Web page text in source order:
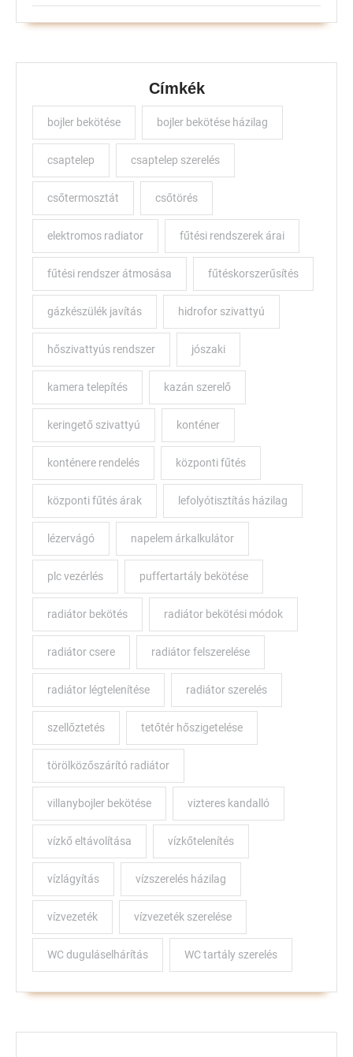
Címkék
bojler bekötése bojler bekötése házilag
csaptelep csaptelep szerelés
csőtermosztát csőtörés
elektromos radiator fűtési rendszerek árai
fűtési rendszer átmosása fűtéskorszerűsítés
gázkészülék javítás hidrofor szivattyú
hőszivattyús rendszer jószaki
kamera telepítés kazán szerelő
keringető szivattyú konténer
konténere rendelés központi fűtés
központi fűtés árak lefolyótisztítás házilag
lézervágó napelem árkalkulátor
plc vezérlés puffertartály bekötése
radiátor bekötés radiátor bekötési módok
radiátor csere radiátor felszerelése
radiátor légtelenítése radiátor szerelés
szellőztetés tetőtér hőszigetelése
törölközőszárító radiátor
villanybojler bekötése vizteres kandalló
vízkő eltávolítása vízkőtelenítés
vízlágyítás vízszerelés házilag
vízvezeték vízvezeték szerelése
WC duguláselhárítás WC tartály szerelés